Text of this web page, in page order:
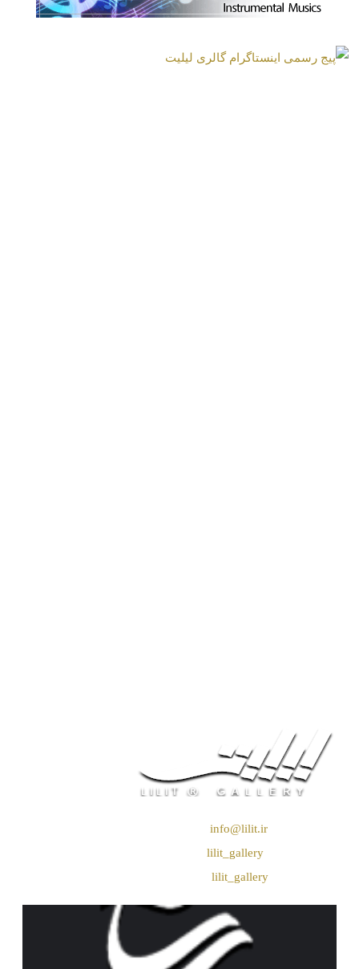
info@lilit.ir
lilit_gallery
lilit_gallery